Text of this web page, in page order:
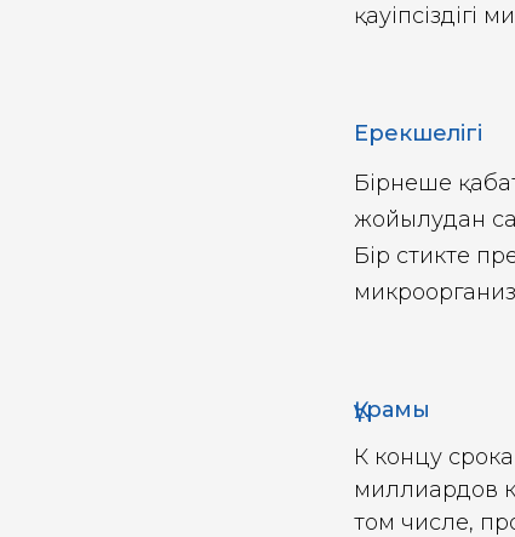
қауіпсіздігі
Ерекшелігі
Бірнеше
жойылудан
Бір стикте
Құрамы
К концу
миллиардов
том числе,